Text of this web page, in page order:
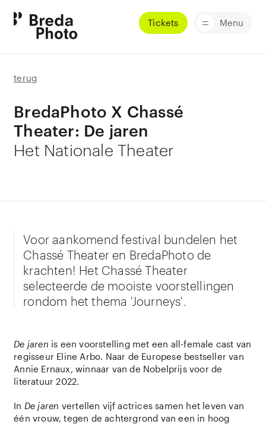
Tickets Menu
terug
BredaPhoto X Chassé
Theater: De jaren
Het Nationale Theater
Voor aankomend festival bundelen het
Chassé Theater en BredaPhoto de
krachten! Het Chassé Theater
selecteerde de mooiste voorstellingen
rondom het thema 'Journeys'.
De jaren is een voorstelling met een all-female cast van
regisseur Eline Arbo. Naar de Europese bestseller van
Annie Ernaux, winnaar van de Nobelprijs voor de
literatuur 2022.
In De jaren vertellen vijf actrices samen het leven van
één vrouw, tegen de achtergrond van een in hoog